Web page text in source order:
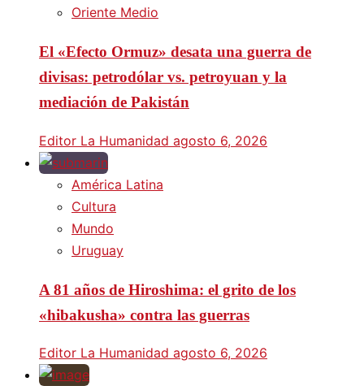
Oriente Medio
El «Efecto Ormuz» desata una guerra de
divisas: petrodólar vs. petroyuan y la
mediación de Pakistán
Editor La Humanidad agosto 6, 2026
América Latina
Cultura
Mundo
Uruguay
A 81 años de Hiroshima: el grito de los
«hibakusha» contra las guerras
Editor La Humanidad agosto 6, 2026